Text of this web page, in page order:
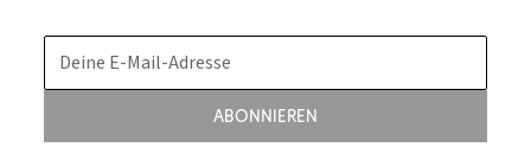
Deine E-Mail-Adresse
Abonnieren